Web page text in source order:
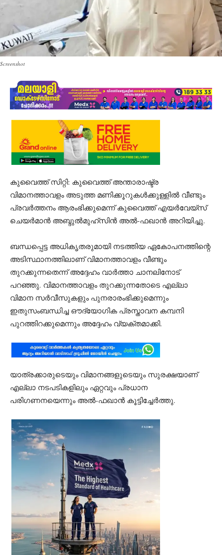
Screenshot
കുവൈത്ത് സിറ്റി: കുവൈത്ത് അന്താരാഷ്ട്ര
വിമാനത്താവളം അടുത്ത മണിക്കൂറുകൾക്കുള്ളിൽ വീണ്ടും
പ്രവർത്തനം ആരംഭിക്കുമെന്ന് കുവൈത്ത് എയർവേയ്സ്
ചെയർമാൻ അബ്ദുൽമുഹ്സിൻ അൽ-ഫഖാൻ അറിയിച്ചു.
ബന്ധപ്പെട്ട അധികൃതരുമായി നടത്തിയ ഏകോപനത്തിന്റെ
അടിസ്ഥാനത്തിലാണ് വിമാനത്താവളം വീണ്ടും
തുറക്കുന്നതെന്ന് അദ്ദേഹം വാർത്താ ചാനലിനോട്
പറഞ്ഞു. വിമാനത്താവളം തുറക്കുന്നതോടെ എല്ലാ
വിമാന സർവീസുകളും പുനരാരംഭിക്കുമെന്നും
ഇതുസംബന്ധിച്ച ഔദ്യോഗിക പ്രസ്താവന കമ്പനി
പുറത്തിറക്കുമെന്നും അദ്ദേഹം വ്യക്തമാക്കി.
യാത്രക്കാരുടെയും വിമാനങ്ങളുടെയും സുരക്ഷയാണ്
എല്ലാ നടപടികളിലും ഏറ്റവും പ്രധാന
പരിഗണനയെന്നും അൽ-ഫഖാൻ കൂട്ടിച്ചേർത്തു.